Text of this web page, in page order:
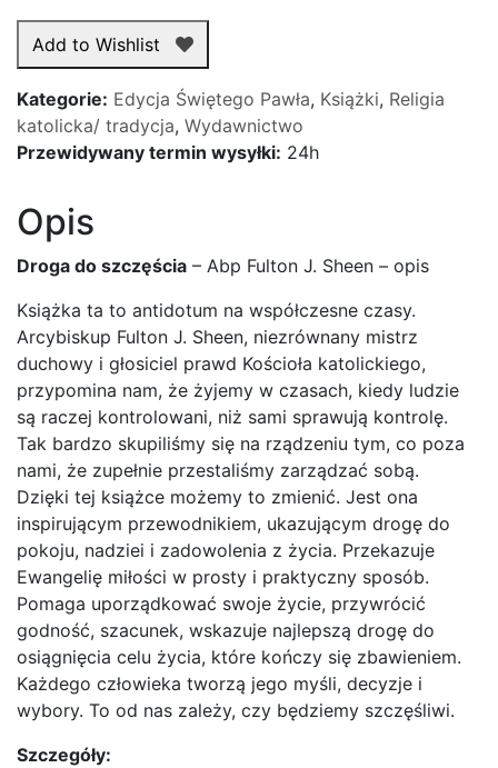
do
szczęścia
Add to Wishlist
Kategorie: Edycja Świętego Pawła, Książki, Religia
katolicka/ tradycja, Wydawnictwo
Przewidywany termin wysyłki: 24h
Opis
Droga do szczęścia – Abp Fulton J. Sheen – opis
Książka ta to antidotum na współczesne czasy.
Arcybiskup Fulton J. Sheen, niezrównany mistrz
duchowy i głosiciel prawd Kościoła katolickiego,
przypomina nam, że żyjemy w czasach, kiedy ludzie
są raczej kontrolowani, niż sami sprawują kontrolę.
Tak bardzo skupiliśmy się na rządzeniu tym, co poza
nami, że zupełnie przestaliśmy zarządzać sobą.
Dzięki tej książce możemy to zmienić. Jest ona
inspirującym przewodnikiem, ukazującym drogę do
pokoju, nadziei i zadowolenia z życia. Przekazuje
Ewangelię miłości w prosty i praktyczny sposób.
Pomaga uporządkować swoje życie, przywrócić
godność, szacunek, wskazuje najlepszą drogę do
osiągnięcia celu życia, które kończy się zbawieniem.
Każdego człowieka tworzą jego myśli, decyzje i
wybory. To od nas zależy, czy będziemy szczęśliwi.
Szczegóły: